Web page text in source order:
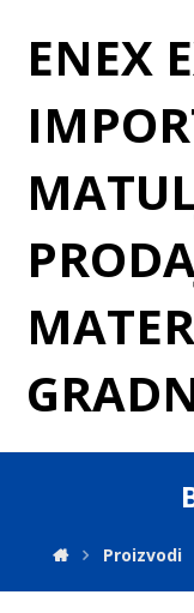
ENEX
Proizvodi